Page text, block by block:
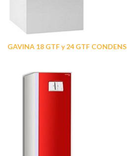
GAVINA 18 GTF y 24 GTF CONDENS